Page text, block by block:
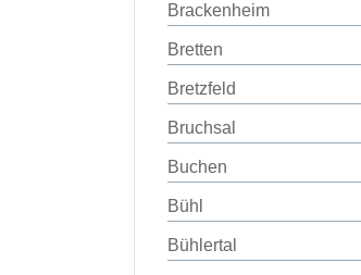
Brackenheim
Bretten
Bretzfeld
Bruchsal
Buchen
Bühl
Bühlertal